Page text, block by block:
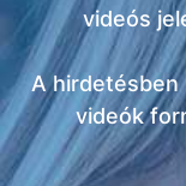
videós
A
videók